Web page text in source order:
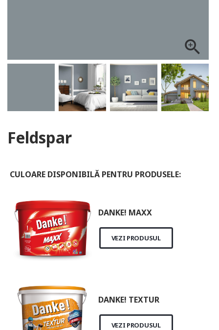
zoom_in
Feldspar
CULOARE DISPONIBILĂ PENTRU PRODUSELE:
DANKE! MAXX
VEZI PRODUSUL
DANKE! TEXTUR
VEZI PRODUSUL